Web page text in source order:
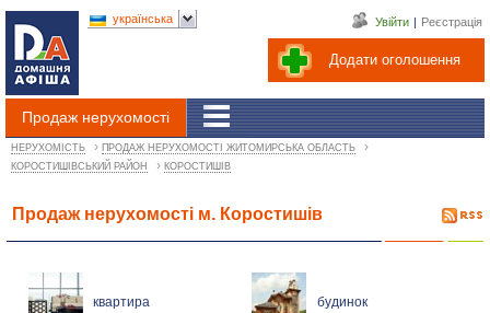
Додати оголошення
Увійти | Реєстрація
Продаж нерухомості
українська
НЕРУХОМІСТЬ › ПРОДАЖ НЕРУХОМОСТІ ЖИТОМИРСЬКА ОБЛАСТЬ ›
КОРОСТИШІВСЬКИЙ РАЙОН › КОРОСТИШІВ
Продаж нерухомості м. Коростишів
квартира будинок